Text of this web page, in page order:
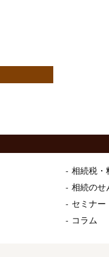
相続税・
相続のせ
セミナー
コラム